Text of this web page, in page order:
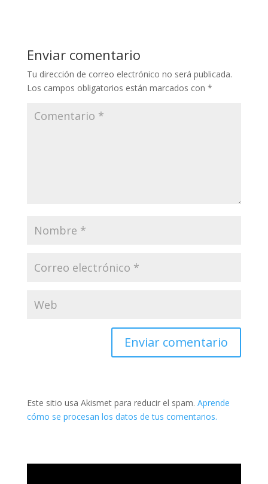
Enviar comentario
Tu dirección de correo electrónico no será publicada.
Los campos obligatorios están marcados con *
Este sitio usa Akismet para reducir el spam. Aprende
cómo se procesan los datos de tus comentarios.